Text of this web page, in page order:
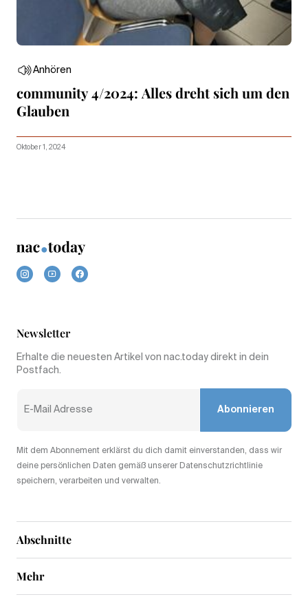
Anhören
community 4/2024: Alles dreht sich um den
Glauben
Oktober 1, 2024
Abschnitte
Mehr
Newsletter
Erhalte die neuesten Artikel von nac.today direkt in dein
Postfach.
Abonnieren
Mit dem Abonnement erklärst du dich damit einverstanden, dass wir
deine persönlichen Daten gemäß unserer Datenschutzrichtlinie
speichern, verarbeiten und verwalten.